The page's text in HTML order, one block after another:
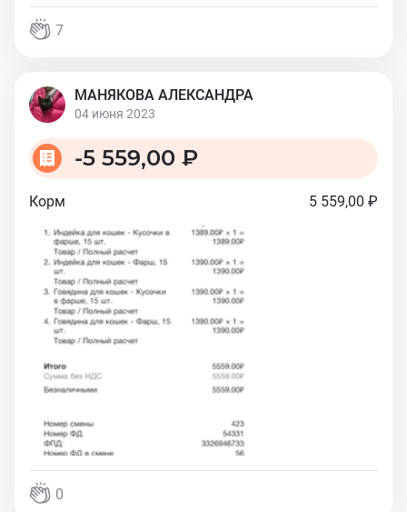
7
МАНЯКОВА АЛЕКСАНДРА
04 июня 2023
-5 559,00 ₽
Корм 5 559,00 ₽
0